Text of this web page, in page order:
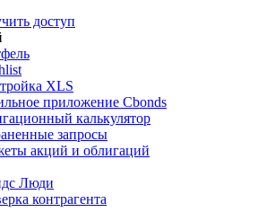
доступ
XLS
приложение Cbonds
калькулятор
запросы
акций и облигаций
Люди
контрагента